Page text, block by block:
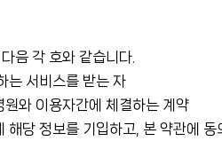
음 각 호와 같습니다.
는 서비스를 받는 자
와 이용자간에 체결하는 계약
해당 정보를 기입하고, 본 약관에